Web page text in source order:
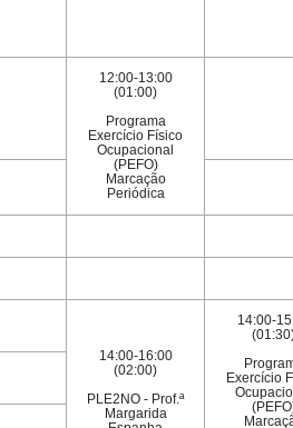
12:00-13:00
(01:00)
Programa
Exercício Físico
Ocupacional
(PEFO)
Marcação
Periódica
14:00-16:00
(02:00)
PLE2NO - Prof.ª
Margarida
14:00-
Exercício